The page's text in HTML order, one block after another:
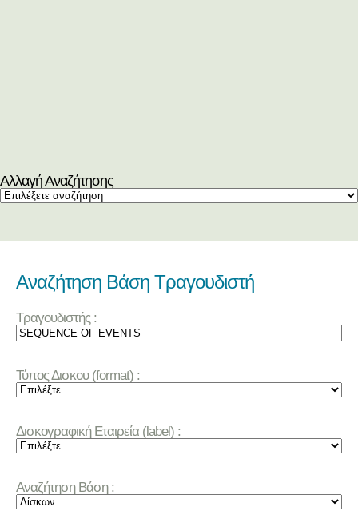
Αλλαγή Αναζήτησης
Αναζήτηση Βάση Τραγουδιστή
Τραγουδιστής :
Τύπος Δισκου (format) :
Δισκογραφική Εταιρεία (label) :
Αναζήτηση Βάση :